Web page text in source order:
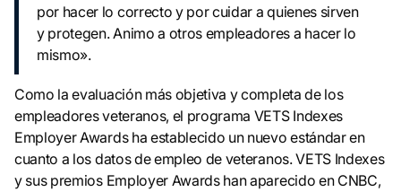
por hacer lo correcto y por cuidar a quienes sirven
y protegen. Animo a otros empleadores a hacer lo
mismo».
Como la evaluación más objetiva y completa de los
empleadores veteranos, el programa VETS Indexes
Employer Awards ha establecido un nuevo estándar en
cuanto a los datos de empleo de veteranos. VETS Indexes
y sus premios Employer Awards han aparecido en CNBC,